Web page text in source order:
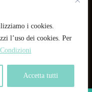
i cookies.
l’uso dei cookies. Per
Accetta tutti